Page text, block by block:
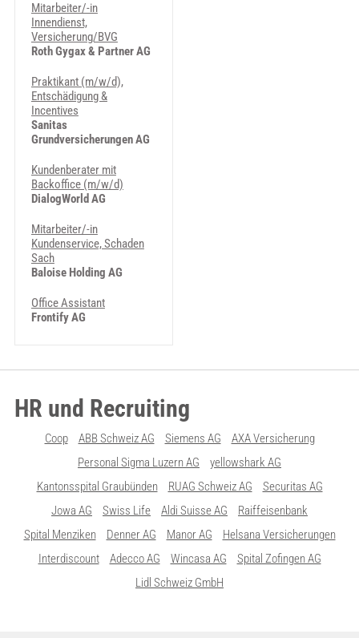
Mitarbeiter/-in
Innendienst,
Versicherung/BVG
Roth Gygax & Partner AG
Praktikant (m/w/d),
Entschädigung &
Incentives
Sanitas
Grundversicherungen AG
Kundenberater mit
Backoffice (m/w/d)
DialogWorld AG
Mitarbeiter/-in
Kundenservice, Schaden
Sach
Baloise Holding AG
Office Assistant
Frontify AG
HR und Recruiting
Coop ABB Schweiz AG Siemens AG
AXA Versicherung
Personal Sigma Luzern AG
yellowshark AG
Kantonsspital Graubünden
RUAG Schweiz AG
Securitas AG
Jowa AG
Swiss Life Aldi Suisse AG
Raiffeisenbank
Spital Menziken
Denner AG Manor AG
Helsana Versicherungen
Interdiscount
Adecco AG Wincasa AG
Spital Zofingen AG
Lidl Schweiz GmbH